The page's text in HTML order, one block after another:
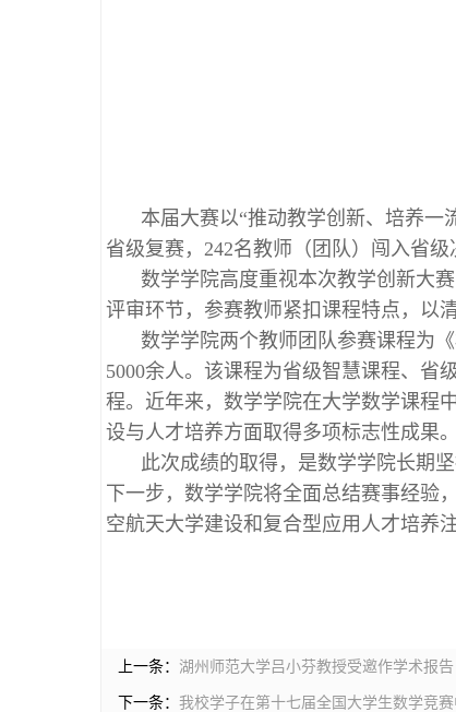
本届大赛以“推动教学创新、培养一
省级复赛，242名教师（团队）闯入省
数学学院高度重视本次教学创新大
评审环节，参赛教师紧扣课程特点，以
数学学院两个教师团队参赛课程为
5000余人。该课程为省级智慧课程、省
程。近年来，数学学院在大学数学课程
设与人才培养方面取得多项标志性成果。
此次成绩的取得，是数学学院长期
下一步，数学学院将全面总结赛事经
空航天大学建设和复合型应用人才培养
上一条： 湖州师范大学吕小芬教授受邀作学术报告
下一条： 我校学子在第十七届全国大学生数学竞